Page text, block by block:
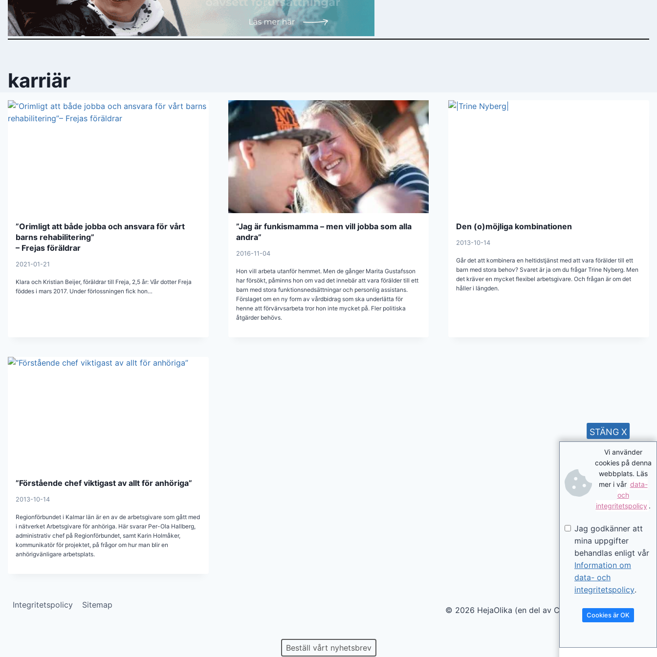
karriär
”Orimligt att både jobba och ansvara för vårt
barns rehabilitering”
– Frejas föräldrar
2021-01-21
Klara och Kristian Beijer, föräldrar till Freja, 2,5 år: Vår dotter Freja
föddes i mars 2017. Under förlossningen fick hon…
”Jag är funkismamma – men vill jobba som alla
andra”
2016-11-04
Hon vill arbeta utanför hemmet. Men de gånger Marita Gustafsson
har försökt, påminns hon om vad det innebär att vara förälder till ett
barn med stora funktionsnedsättningar och personlig assistans.
Förslaget om en ny form av vårdbidrag som ska under­lätta för
henne att förvärvsarbeta tror hon inte mycket på. Fler politiska
åtgärder behövs.
Den (o)möjliga kombinationen
2013-10-14
Går det att kombinera en heltidstjänst med att vara förälder till ett
barn med stora behov? Svaret är ja om du frågar Trine Nyberg. Men
det kräver en mycket flexibel arbetsgivare. Och frågan är om det
håller i längden.
”Förstående chef viktigast av allt för anhöriga”
2013-10-14
Regionförbundet i Kalmar län är en av de arbetsgivare som gått med
i nätverket Arbets­givare för anhöriga. Här svarar Per-Ola Hall­berg,
administrativ chef på Region­förbun­det, samt Karin Holmåker,
kommunikatör för projektet, på frågor om hur man blir en
anhörigvänligare arbetsplats.
Integritetspolicy Sitemap
© 2026 HejaOlika (en del av Contentverkstan.se)
Beställ vårt nyhetsbrev
Vi använder
cookies på denna
webbplats. Läs
mer i vår data-
och
integritetspolicy .
Jag godkänner att
mina uppgifter
behandlas enligt vår
Information om
data- och
integritetspolicy.
Cookies är OK
STÄNG X